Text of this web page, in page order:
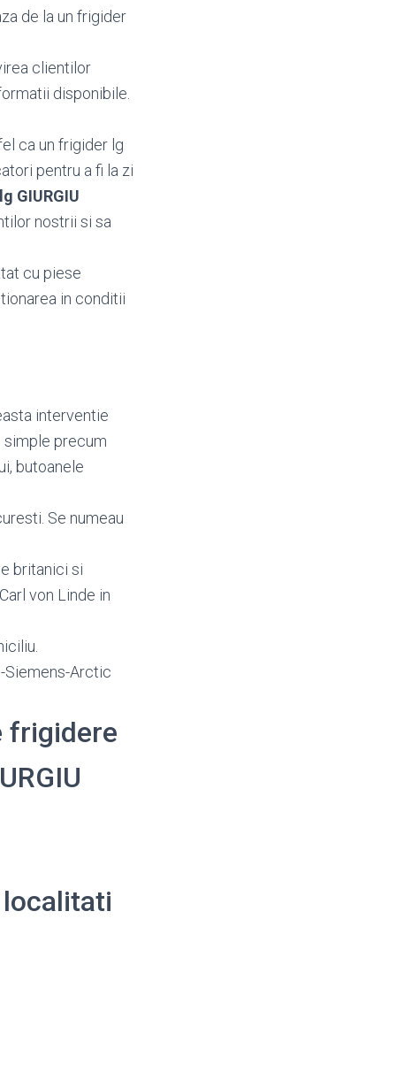
de la un frigider
clientilor
disponibile.
ca un frigider lg
pentru a fi la zi
GIURGIU
nostrii si sa
cu piese
in conditii
interventie
precum
butoanele
Se numeau
britanici si
von Linde in
Siemens-Arctic
frigidere